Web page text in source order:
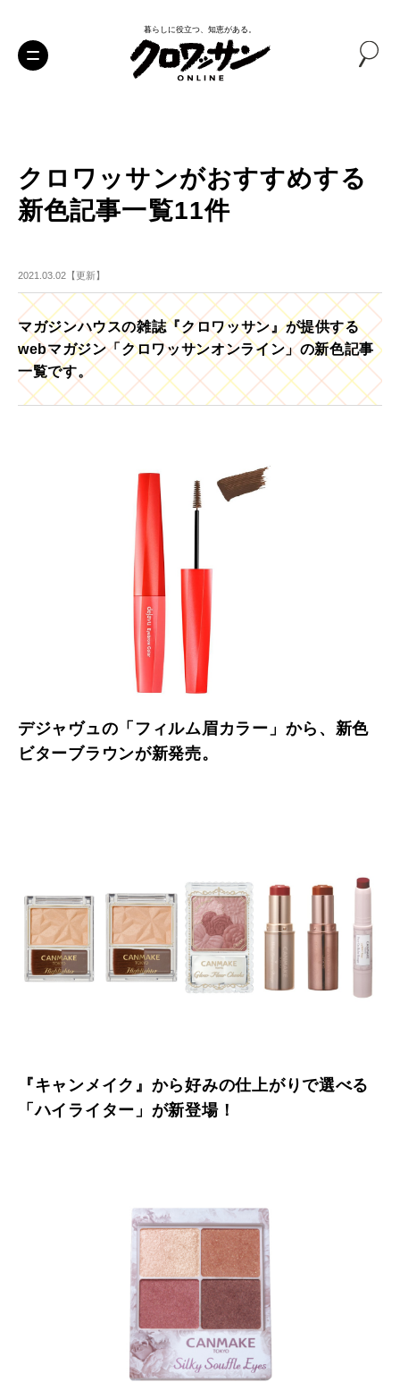
暮らしに役立つ、知恵がある。
クロワッサンがおすすめする
新色記事一覧11件
2021.03.02【更新】
マガジンハウスの雑誌『クロワッサン』が提供する
webマガジン「クロワッサンオンライン」の新色記事
一覧です。
デジャヴュの「フィルム眉カラー」から、新色
ビターブラウンが新発売。
『キャンメイク』から好みの仕上がりで選べる
「ハイライター」が新登場！